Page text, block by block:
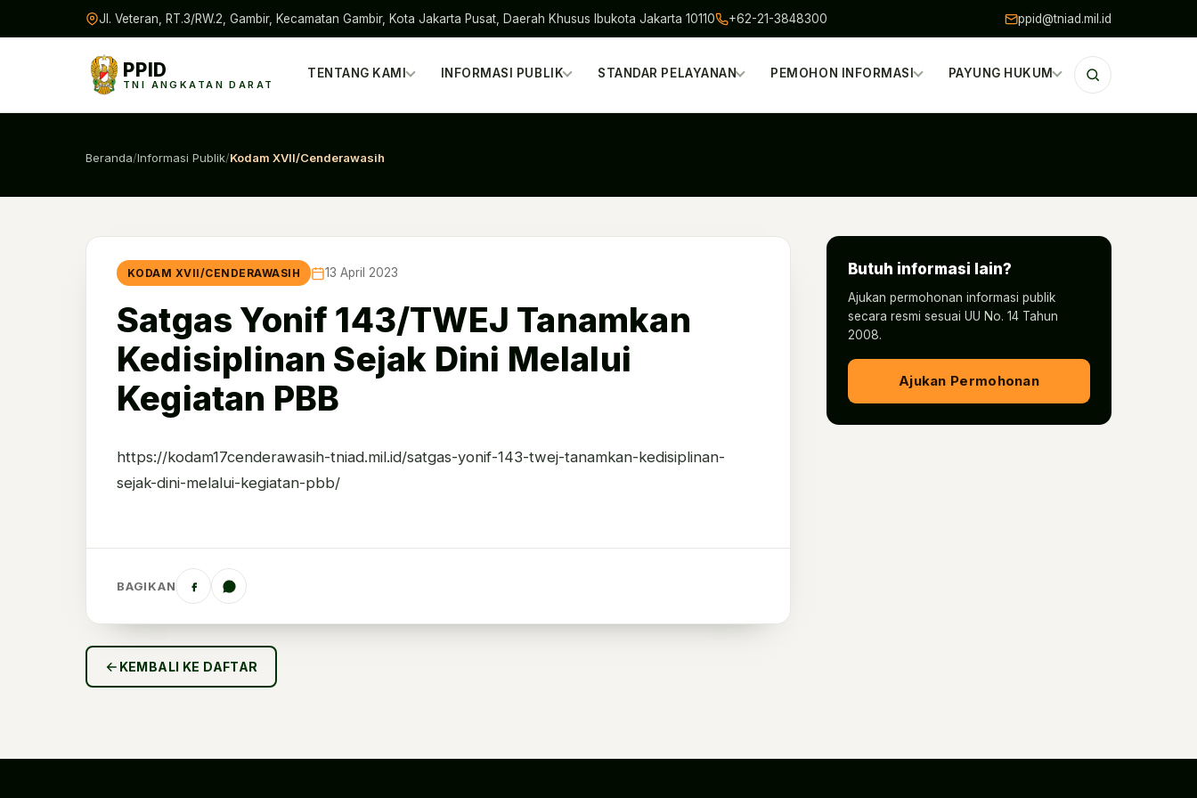
Jl. Veteran, RT.3/RW.2, Gambir, Kecamatan Gambir, Kota Jakarta Pusat, Daerah Khusus Ibukota Jakarta 10110 +62-21-3848300 ppid@tniad.mil.id
PPID
TNI ANGKATAN DARAT
TENTANG KAMI INFORMASI PUBLIK STANDAR PELAYANAN PEMOHON INFORMASI PAYUNG HUKUM
Beranda/Informasi Publik/Kodam XVII/Cenderawasih
KODAM XVII/CENDERAWASIH 13 April 2023
Satgas Yonif 143/TWEJ Tanamkan
Kedisiplinan Sejak Dini Melalui
Kegiatan PBB
https://kodam17cenderawasih-tniad.mil.id/satgas-yonif-143-twej-tanamkan-kedisiplinan-
sejak-dini-melalui-kegiatan-pbb/
BAGIKAN
Butuh informasi lain?
Ajukan permohonan informasi publik
secara resmi sesuai UU No. 14 Tahun
2008.
Ajukan Permohonan
KEMBALI KE DAFTAR